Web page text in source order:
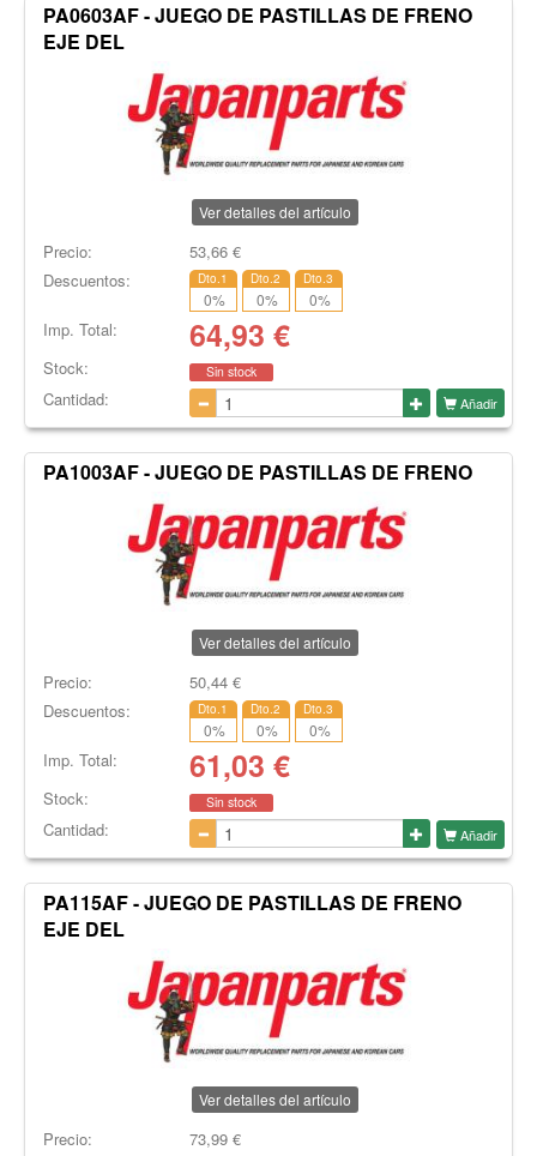
PA0603AF - JUEGO DE PASTILLAS DE FRENO
EJE DEL
Ver detalles del artículo
Precio: 53,66€
Descuentos:
Dto.1
0%
Dto.2
0%
Dto.3
0%
Imp. Total: 64,93 €
Stock: Sin stock
Cantidad: Añadir
PA1003AF - JUEGO DE PASTILLAS DE FRENO
Ver detalles del artículo
Precio: 50,44€
Descuentos:
Dto.1
0%
Dto.2
0%
Dto.3
0%
Imp. Total: 61,03 €
Stock: Sin stock
Cantidad: Añadir
PA115AF - JUEGO DE PASTILLAS DE FRENO
EJE DEL
Ver detalles del artículo
Precio: 73,99€